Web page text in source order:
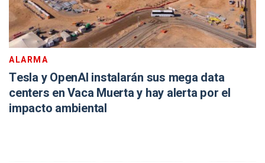
ALARMA
Tesla y OpenAI instalarán sus mega data
centers en Vaca Muerta y hay alerta por el
impacto ambiental